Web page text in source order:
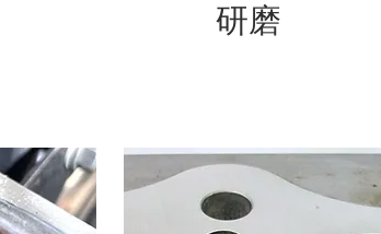
研磨